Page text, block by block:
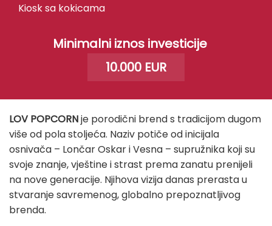
Kiosk sa kokicama
Minimalni iznos investicije
10.000 EUR
LOV POPCORNje porodični brend s tradicijom dugom
više od pola stoljeća. Naziv potiče od inicijala
osnivača – Lončar Oskar i Vesna – supružnika koji su
svoje znanje, vještine i strast prema zanatu prenijeli
na nove generacije. Njihova vizija danas prerasta u
stvaranje savremenog, globalno prepoznatljivog
brenda.